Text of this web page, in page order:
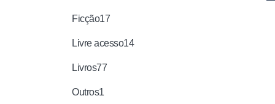
Ficção17
Livre acesso14
Livros77
Outros1